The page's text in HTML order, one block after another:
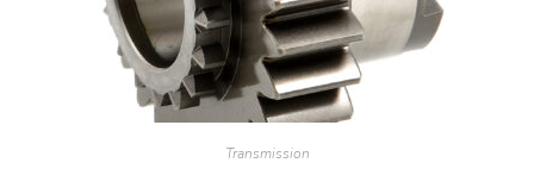
Transmission